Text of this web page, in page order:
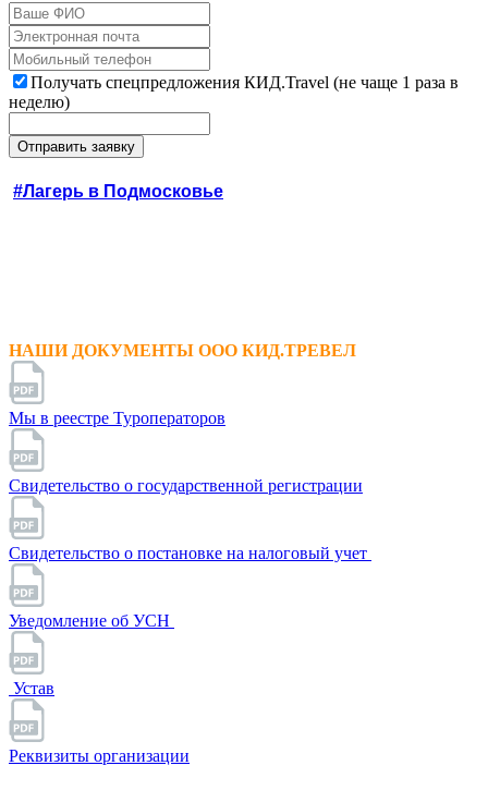
Получать спецпредложения КИД.Travel (не чаще 1 раза в
неделю)
#Лагерь в Подмосковье
НАШИ ДОКУМЕНТЫ ООО КИД.ТРЕВЕЛ
Мы в реестре Туроператоров
Свидетельство о государственной регистрации
Свидетельство о постановке на налоговый учет
Уведомление об УСН
Устав
Реквизиты организации